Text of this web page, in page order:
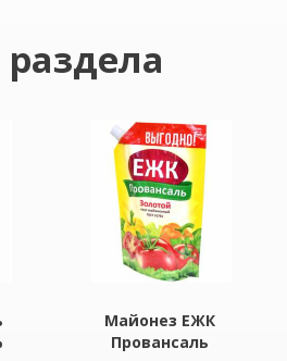
Майонез ЕЖК
Провансаль